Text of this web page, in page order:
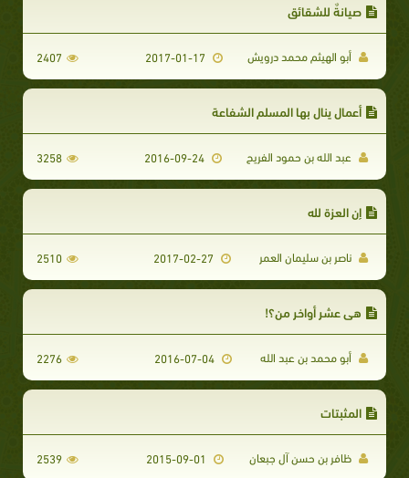
صيانةٌ للشقائق
أبو الهيثم محمد درويش 2407
أعمال ينال بها المسلم الشفاعة
عبد الله بن حمود الفريح 2016-09-24
3258
إن العزة لله
ناصر بن سليمان العمر 2510
هي عشر أواخر من؟!
أبو محمد بن عبد الله 2276
المثبتات
ظافر بن حسن آل جبعان 2539